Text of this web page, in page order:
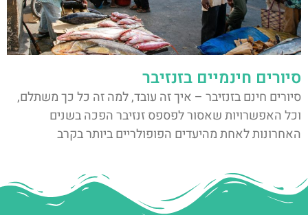
סיורים חינמיים בזנזיבר
סיורים חינם בזנזיבר – איך זה עובד, למה זה כל כך משתלם,
וכל האפשרויות שאסור לפספס זנזיבר הפכה בשנים
האחרונות לאחת מהיעדים הפופולריים ביותר בקרב